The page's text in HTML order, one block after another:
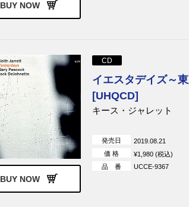
BUY NOW
BUY NOW
CD
イエスタデイズ～
[UHQCD]
キース・ジャレット
発売日
2019.08.21
価 格
¥1,980 (税込)
品 番
UCCE-9367